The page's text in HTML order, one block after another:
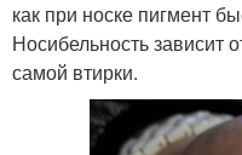
как при носке пигмент
Носибельность зависит
самой втирки.